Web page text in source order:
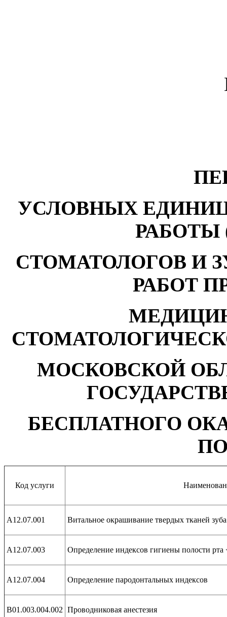
УСЛОВНЫХ
РАБОТЫ
СТОМАТОЛОГОВ И
РАБОТ
МОСКОВСКОЙ
БЕСПЛАТНОГО
Код услуги
А12.07.001 Витальное окрашивание твердых тканей зуба
А12.07.003 Определение индексов гигиены полости рта
А12.07.004 Определение пародонтальных индексов
В01.003.004.002 Проводниковая анестезия